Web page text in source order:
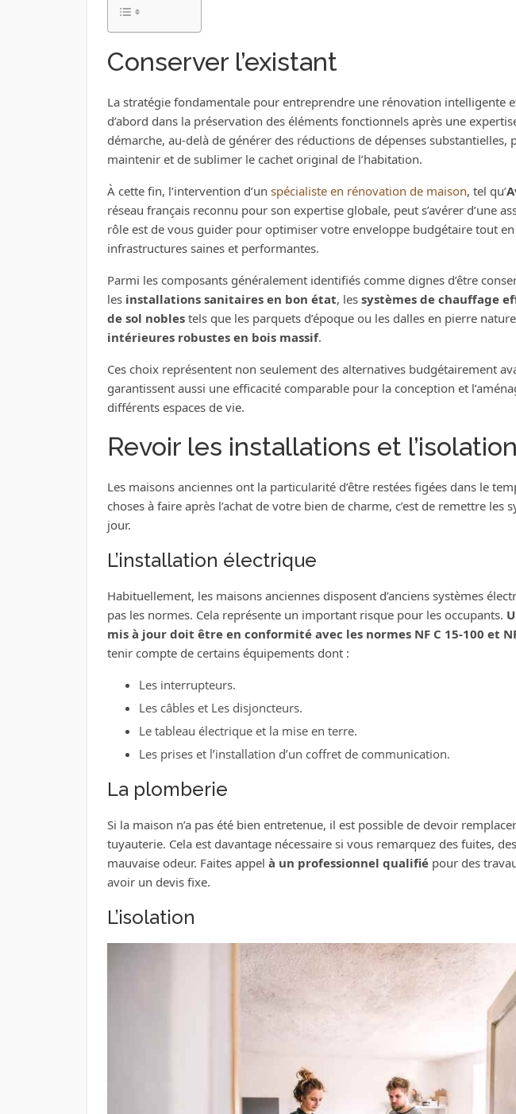
Conserver l’existant
La stratégie fondamentale pour entreprendre une rénovation intelligente
d’abord dans la préservation des éléments fonctionnels après une
démarche, au-delà de générer des réductions de dépenses substantielles,
maintenir et de sublimer le cachet original de l’habitation.
À cette fin, l’intervention d’un spécialiste en rénovation de maison, tel qu’
réseau français reconnu pour son expertise globale, peut s’avérer d’une
rôle est de vous guider pour optimiser votre enveloppe budgétaire tout
infrastructures saines et performantes.
Parmi les composants généralement identifiés comme dignes d’être
lesinstallations sanitaires en bon état, les systèmes de chauffage
de sol noblestels que les parquets d’époque ou les dalles en pierre
intérieures robustes en bois massif.
Ces choix représentent non seulement des alternatives budgétairement
garantissent aussi une efficacité comparable pour la conception et
différents espaces de vie.
Revoir les installations et l’isolation
Les maisons anciennes ont la particularité d’être restées figées dans le
choses à faire après l’achat de votre bien de charme, c’est de remettre les
jour.
L’installation électrique
Habituellement, les maisons anciennes disposent d’anciens systèmes
pas les normes. Cela représente un important risque pour les occupants.
mis à jour doit être en conformité avec les normes NF C 15-100 et
tenir compte de certains équipements dont :
Les interrupteurs.
Les câbles et Les disjoncteurs.
Le tableau électrique et la mise en terre.
Les prises et l’installation d’un coffret de communication.
La plomberie
Si la maison n’a pas été bien entretenue, il est possible de devoir
tuyauterie. Cela est davantage nécessaire si vous remarquez des fuites,
mauvaise odeur. Faites appel à un professionnel qualifiépour des
avoir un devis fixe.
L’isolation